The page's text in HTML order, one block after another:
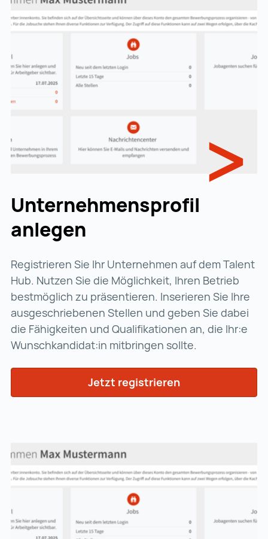
Unternehmensprofil
anlegen
Registrieren Sie Ihr Unternehmen auf dem Talent
Hub. Nutzen Sie die Möglichkeit, Ihren Betrieb
bestmöglich zu präsentieren. Inserieren Sie Ihre
ausgeschriebenen Stellen und geben Sie dabei
die Fähigkeiten und Qualifikationen an, die Ihr:e
Wunschkandidat:in mitbringen sollte.
Jetzt registrieren